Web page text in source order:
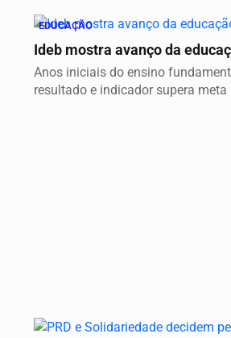
EDUCAÇÃO
Ideb mostra avanço da
Anos iniciais do ensino
resultado e indicador supera meta